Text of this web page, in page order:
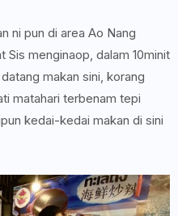
ni pun di area Ao Nang
menginaop, dalam 10minit
makan sini, korang
matahari terbenam tepi
kedai-kedai makan di sini